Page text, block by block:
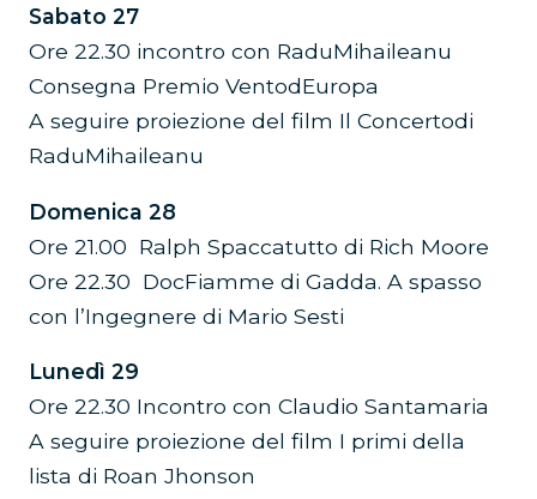
Sabato 27
Ore 22.30 incontro con RaduMihaileanu
Consegna Premio VentodEuropa
A seguire proiezione del film Il Concertodi
RaduMihaileanu
Domenica 28
Ore 21.00 Ralph Spaccatutto di Rich Moore
Ore 22.30 DocFiamme di Gadda. A spasso
con l’Ingegnere di Mario Sesti
Lunedì 29
Ore 22.30 Incontro con Claudio Santamaria
A seguire proiezione del film I primi della
lista di Roan Jhonson